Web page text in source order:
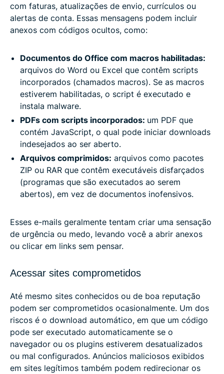
com faturas, atualizações de envio, currículos ou
alertas de conta. Essas mensagens podem incluir
anexos com códigos ocultos, como:
Documentos do Office com macros habilitadas:
arquivos do Word ou Excel que contêm scripts
incorporados (chamados macros). Se as macros
estiverem habilitadas, o script é executado e
instala malware.
PDFs com scripts incorporados: um PDF que
contém JavaScript, o qual pode iniciar downloads
indesejados ao ser aberto.
Arquivos comprimidos: arquivos como pacotes
ZIP ou RAR que contêm executáveis ​​disfarçados
(programas que são executados ao serem
abertos), em vez de documentos inofensivos.
Esses e-mails geralmente tentam criar uma sensação
de urgência ou medo, levando você a abrir anexos
ou clicar em links sem pensar.
Acessar sites comprometidos
Até mesmo sites conhecidos ou de boa reputação
podem ser comprometidos ocasionalmente. Um dos
riscos é o download automático, em que um código
pode ser executado automaticamente se o
navegador ou os plugins estiverem desatualizados
ou mal configurados. Anúncios maliciosos exibidos
em sites legítimos também podem redirecionar os